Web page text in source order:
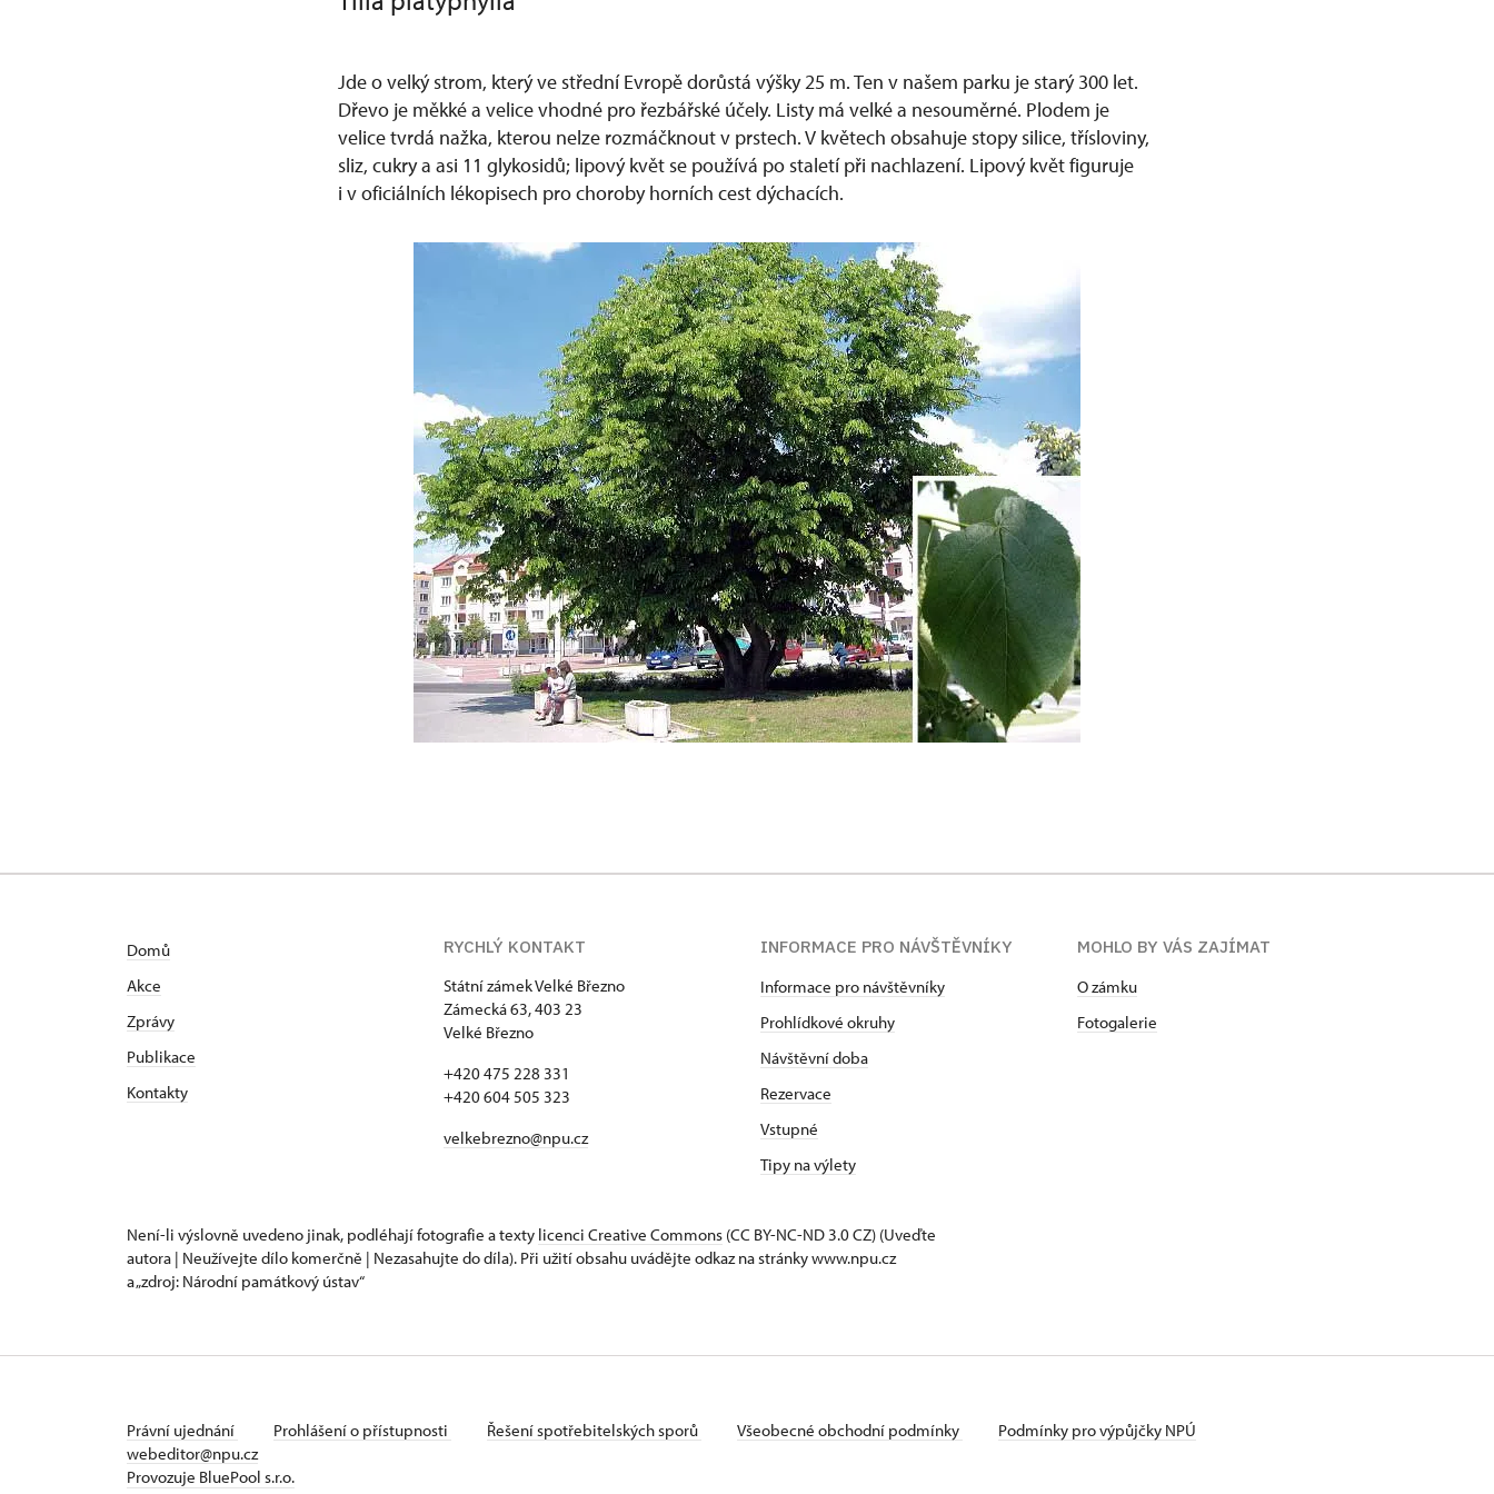
Jde o velký strom, který ve střední Evropě dorůstá výšky 25 m. Ten v našem parku je starý 300 let.
Dřevo je měkké a velice vhodné pro řezbářské účely. Listy má velké a nesouměrné. Plodem je
velice tvrdá nažka, kterou nelze rozmáčknout v prstech. V květech obsahuje stopy silice, třísloviny,
sliz, cukry a asi 11 glykosidů; lipový květ se používá po staletí při nachlazení. Lipový květ figuruje
i v oficiálních lékopisech pro choroby horních cest dýchacích.
Domů
Akce
Zprávy
Publikace
Kontakty
RYCHLÝ KONTAKT
Státní zámek Velké Březno
Zámecká 63, 403 23
Velké Březno
+420 475 228 331
+420 604 505 323
velkebrezno@npu.cz
INFORMACE PRO NÁVŠTĚVNÍKY
Informace pro návštěvníky
Prohlídkové okruhy
Návštěvní doba
Rezervace
Vstupné
Tipy na výlety
MOHLO BY VÁS ZAJÍMAT
O zámku
Fotogalerie
Není-li výslovně uvedeno jinak, podléhají fotografie a texty licenci Creative Commons (CC BY-NC-ND 3.0 CZ) (Uveďte
autora | Neužívejte dílo komerčně | Nezasahujte do díla). Při užití obsahu uvádějte odkaz na stránky www.npu.cz
a „zdroj: Národní památkový ústav“
Právní ujednání Prohlášení o přístupnosti Řešení spotřebitelských sporů Všeobecné obchodní podmínky
Podmínky pro výpůjčky NPÚ
webeditor@npu.cz
Provozuje BluePool s.r.o.